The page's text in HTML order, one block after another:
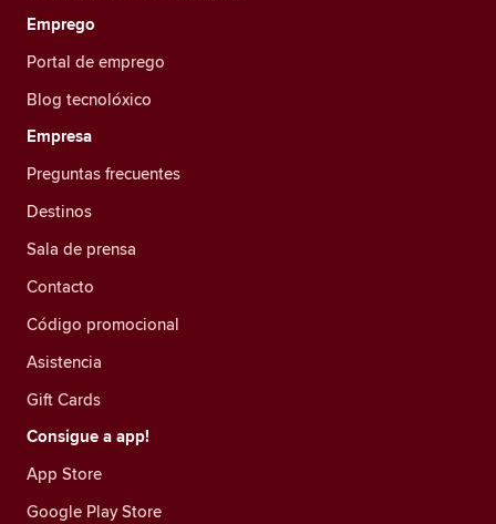
Emprego
Portal de emprego
Blog tecnolóxico
Empresa
Preguntas frecuentes
Destinos
Sala de prensa
Contacto
Código promocional
Asistencia
Gift Cards
Consigue a app!
App Store
Google Play Store